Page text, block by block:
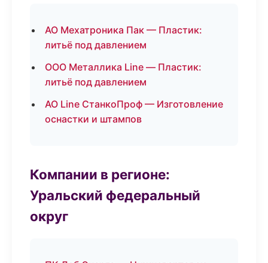
АО Мехатроника Пак — Пластик:
литьё под давлением
ООО Металлика Line — Пластик:
литьё под давлением
АО Line СтанкоПроф — Изготовление
оснастки и штампов
Компании в регионе:
Уральский федеральный
округ